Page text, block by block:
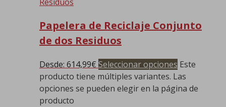
Papelera de Reciclaje Conjunto
de dos Residuos
Desde: 614,99€ Seleccionar opciones Este
producto tiene múltiples variantes. Las
opciones se pueden elegir en la página de
producto